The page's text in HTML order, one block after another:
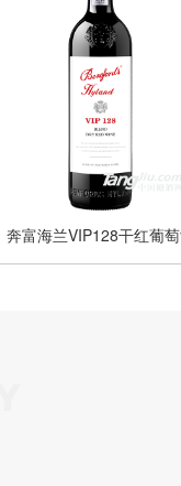
奔富海兰VIP128干红葡